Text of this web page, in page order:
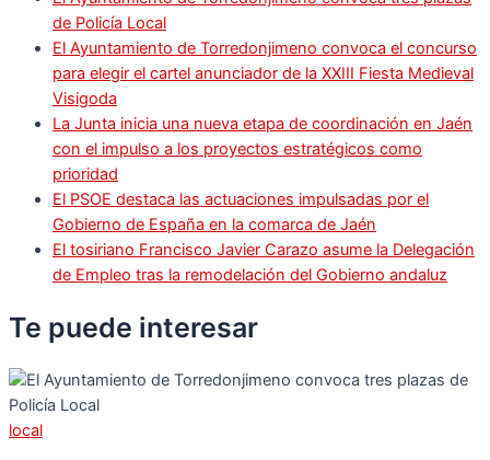
de Policía Local
El Ayuntamiento de Torredonjimeno convoca el concurso
para elegir el cartel anunciador de la XXIII Fiesta Medieval
Visigoda
La Junta inicia una nueva etapa de coordinación en Jaén
con el impulso a los proyectos estratégicos como
prioridad
El PSOE destaca las actuaciones impulsadas por el
Gobierno de España en la comarca de Jaén
El tosiriano Francisco Javier Carazo asume la Delegación
de Empleo tras la remodelación del Gobierno andaluz
Te puede interesar
local